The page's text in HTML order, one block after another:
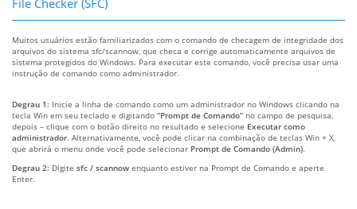
Muitos usuários estão familiarizados com o comando de checagem de integridade dos
arquivos do sistema sfc/scannow, que checa e corrige automaticamente arquivos de
sistema protegidos do Windows. Para executar este comando, você precisa usar uma
instrução de comando como administrador.
Degrau 1: Inicie a linha de comando como um administrador no Windows clicando na
tecla Win em seu teclado e digitando “Prompt de Comando” no campo de pesquisa,
depois – clique com o botão direito no resultado e selecione Executar como
administrador. Alternativamente, você pode clicar na combinação de teclas Win + X,
que abrirá o menu onde você pode selecionar Prompt de Comando (Admin).
Degrau 2: Digite sfc / scannow enquanto estiver na Prompt de Comando e aperte
Enter.